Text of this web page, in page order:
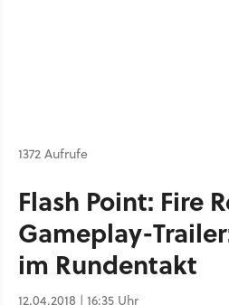
1372 Aufrufe
Flash Point: Fire
Gameplay-
im Rundentakt
12.04.2018 | 16:35 Uhr